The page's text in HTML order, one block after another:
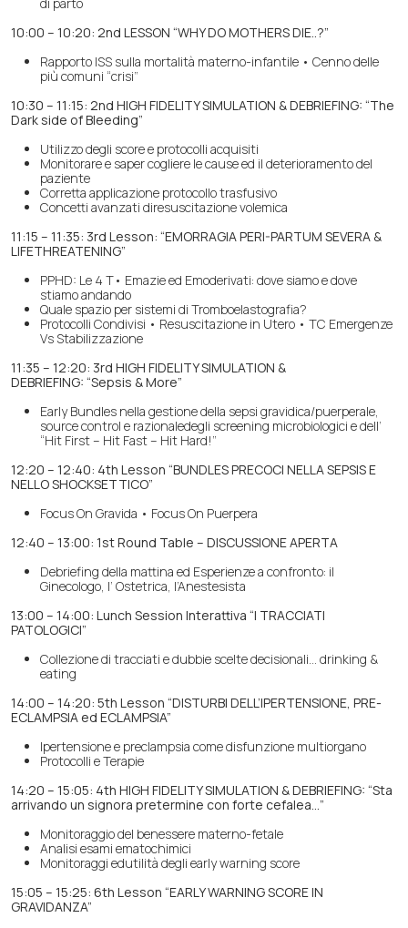
10:00 – 10:20: 2nd LESSON “WHY DO MOTHERS DIE..?”
Rapporto ISS sulla mortalità materno-infantile • Cenno delle
più comuni “crisi”
10:30 – 11:15: 2nd HIGH FIDELITY SIMULATION & DEBRIEFING: “The
Dark side of Bleeding”
Utilizzo degli score e protocolli acquisiti
Monitorare e saper cogliere le cause ed il deterioramento del
paziente
Corretta applicazione protocollo trasfusivo
Concetti avanzati diresuscitazione volemica
11:15 – 11:35: 3rd Lesson: “EMORRAGIA PERI-PARTUM SEVERA &
LIFETHREATENING”
PPHD: Le 4 T• Emazie ed Emoderivati: dove siamo e dove
stiamo andando
Quale spazio per sistemi di Tromboelastografia?
Protocolli Condivisi • Resuscitazione in Utero • TC Emergenze
Vs Stabilizzazione
11:35 – 12:20: 3rd HIGH FIDELITY SIMULATION &
DEBRIEFING: “Sepsis & More”
Early Bundles nella gestione della sepsi gravidica/puerperale,
source control e razionaledegli screening microbiologici e dell’
“Hit First – Hit Fast – Hit Hard!”
12:20 – 12:40: 4th Lesson “BUNDLES PRECOCI NELLA SEPSIS E
NELLO SHOCKSETTICO”
Focus On Gravida • Focus On Puerpera
12:40 – 13:00: 1st Round Table – DISCUSSIONE APERTA
Debriefing della mattina ed Esperienze a confronto: il
Ginecologo, l’ Ostetrica, l’Anestesista
13:00 – 14:00: Lunch Session Interattiva “I TRACCIATI
PATOLOGICI”
Collezione di tracciati e dubbie scelte decisionali… drinking &
eating
14:00 – 14:20: 5th Lesson “DISTURBI DELL’IPERTENSIONE, PRE-
ECLAMPSIA ed ECLAMPSIA”
Ipertensione e preclampsia come disfunzione multiorgano
Protocolli e Terapie
14:20 – 15:05: 4th HIGH FIDELITY SIMULATION & DEBRIEFING: “Sta
arrivando un signora pretermine con forte cefalea…”
Monitoraggio del benessere materno-fetale
Analisi esami ematochimici
Monitoraggi edutilità degli early warning score
15:05 – 15:25: 6th Lesson “EARLY WARNING SCORE IN
GRAVIDANZA”